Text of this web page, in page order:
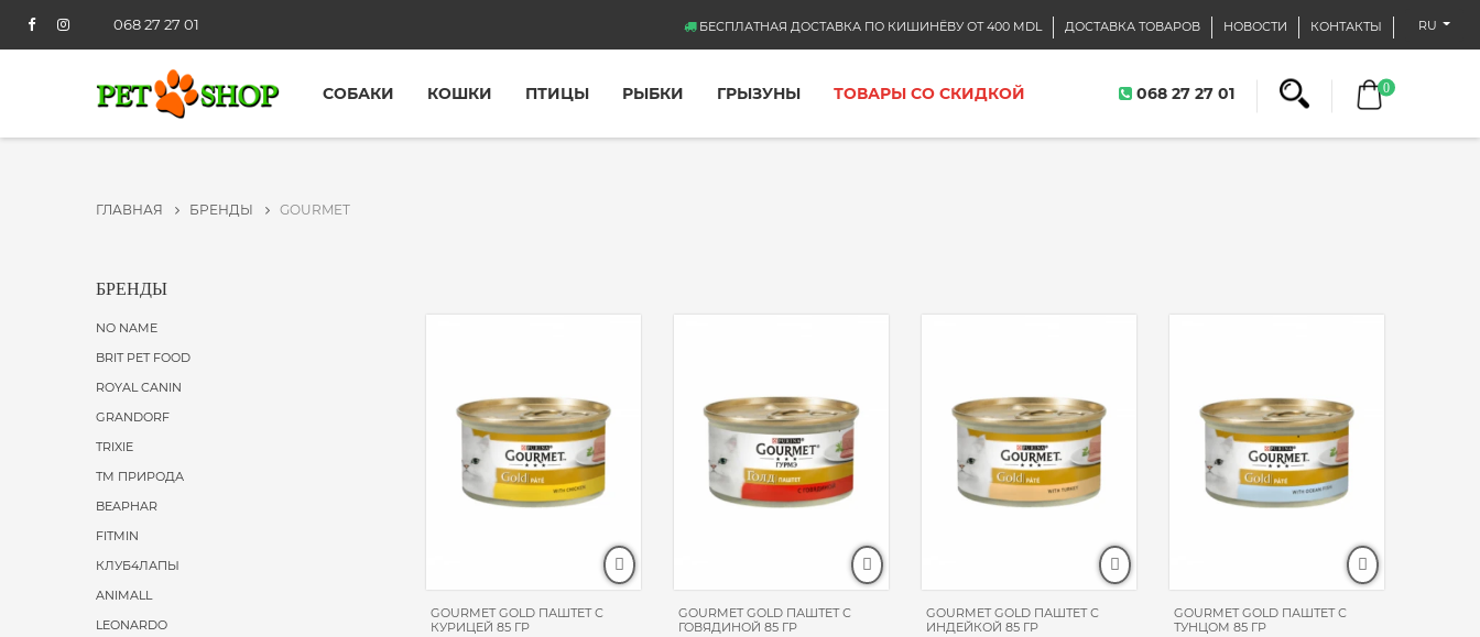
068 27 27 01 БЕСПЛАТНАЯ ДОСТАВКА ПО КИШИНЁВУ ОТ 400 MDL ДОСТАВКА ТОВАРОВ НОВОСТИ КОНТАКТЫ RU
СОБАКИ КОШКИ ПТИЦЫ РЫБКИ ГРЫЗУНЫ ТОВАРЫ СО СКИДКОЙ 068 27 27 01 0
ГЛАВНАЯ БРЕНДЫ GOURMET
БРЕНДЫ
NO NAME
BRIT PET FOOD
ROYAL CANIN
GRANDORF
TRIXIE
ТМ ПРИРОДА
BEAPHAR
FITMIN
КЛУБ4ЛАПЫ
ANIMALL
LEONARDO
GOURMET GOLD ПАШТЕТ С
КУРИЦЕЙ 85 ГР
GOURMET GOLD ПАШТЕТ С
ГОВЯДИНОЙ 85 ГР
GOURMET GOLD ПАШТЕТ С
ИНДЕЙКОЙ 85 ГР
GOURMET GOLD ПАШТЕТ С
ТУНЦОМ 85 ГР